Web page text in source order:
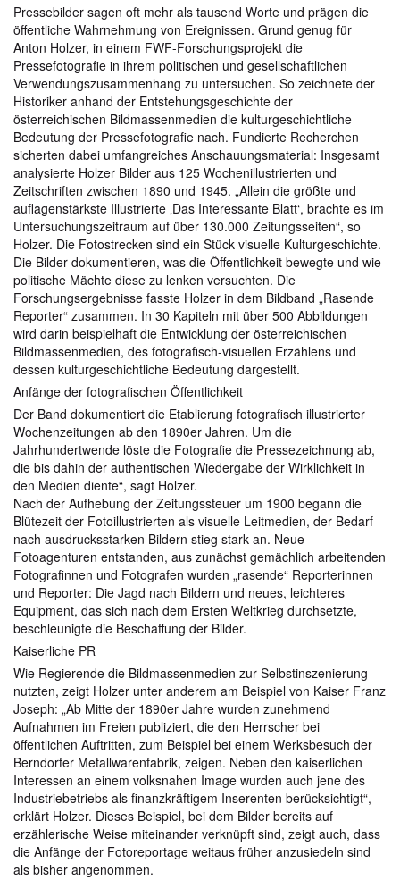
Pressebilder sagen oft mehr als tausend Worte und prägen die
öffentliche Wahrnehmung von Ereignissen. Grund genug für
Anton Holzer, in einem FWF-Forschungsprojekt die
Pressefotografie in ihrem politischen und gesellschaftlichen
Verwendungszusammenhang zu untersuchen. So zeichnete der
Historiker anhand der Entstehungsgeschichte der
österreichischen Bildmassenmedien die kulturgeschichtliche
Bedeutung der Pressefotografie nach. Fundierte Recherchen
sicherten dabei umfangreiches Anschauungsmaterial: Insgesamt
analysierte Holzer Bilder aus 125 Wochenillustrierten und
Zeitschriften zwischen 1890 und 1945. „Allein die größte und
auflagenstärkste Illustrierte ‚Das Interessante Blatt‘, brachte es im
Untersuchungszeitraum auf über 130.000 Zeitungsseiten“, so
Holzer. Die Fotostrecken sind ein Stück visuelle Kulturgeschichte.
Die Bilder dokumentieren, was die Öffentlichkeit bewegte und wie
politische Mächte diese zu lenken versuchten. Die
Forschungsergebnisse fasste Holzer in dem Bildband „Rasende
Reporter“ zusammen. In 30 Kapiteln mit über 500 Abbildungen
wird darin beispielhaft die Entwicklung der österreichischen
Bildmassenmedien, des fotografisch-visuellen Erzählens und
dessen kulturgeschichtliche Bedeutung dargestellt.
Anfänge der fotografischen Öffentlichkeit
Der Band dokumentiert die Etablierung fotografisch illustrierter
Wochenzeitungen ab den 1890er Jahren. Um die
Jahrhundertwende löste die Fotografie die Pressezeichnung ab,
die bis dahin der authentischen Wiedergabe der Wirklichkeit in
den Medien diente“, sagt Holzer.
Nach der Aufhebung der Zeitungssteuer um 1900 begann die
Blütezeit der Fotoillustrierten als visuelle Leitmedien, der Bedarf
nach ausdrucksstarken Bildern stieg stark an. Neue
Fotoagenturen entstanden, aus zunächst gemächlich arbeitenden
Fotografinnen und Fotografen wurden „rasende“ Reporterinnen
und Reporter: Die Jagd nach Bildern und neues, leichteres
Equipment, das sich nach dem Ersten Weltkrieg durchsetzte,
beschleunigte die Beschaffung der Bilder.
Kaiserliche PR
Wie Regierende die Bildmassenmedien zur Selbstinszenierung
nutzten, zeigt Holzer unter anderem am Beispiel von Kaiser Franz
Joseph: „Ab Mitte der 1890er Jahre wurden zunehmend
Aufnahmen im Freien publiziert, die den Herrscher bei
öffentlichen Auftritten, zum Beispiel bei einem Werksbesuch der
Berndorfer Metallwarenfabrik, zeigen. Neben den kaiserlichen
Interessen an einem volksnahen Image wurden auch jene des
Industriebetriebs als finanzkräftigem Inserenten berücksichtigt“,
erklärt Holzer. Dieses Beispiel, bei dem Bilder bereits auf
erzählerische Weise miteinander verknüpft sind, zeigt auch, dass
die Anfänge der Fotoreportage weitaus früher anzusiedeln sind
als bisher angenommen.